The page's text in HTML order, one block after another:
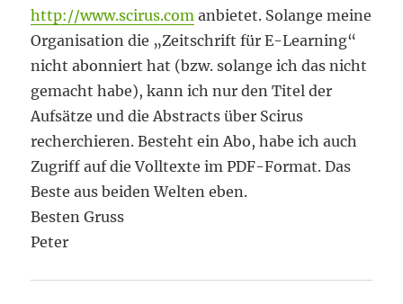
http://www.scirus.com anbietet. Solange meine
Organisation die „Zeitschrift für E-Learning“
nicht abonniert hat (bzw. solange ich das nicht
gemacht habe), kann ich nur den Titel der
Aufsätze und die Abstracts über Scirus
recherchieren. Besteht ein Abo, habe ich auch
Zugriff auf die Volltexte im PDF-Format. Das
Beste aus beiden Welten eben.
Besten Gruss
Peter